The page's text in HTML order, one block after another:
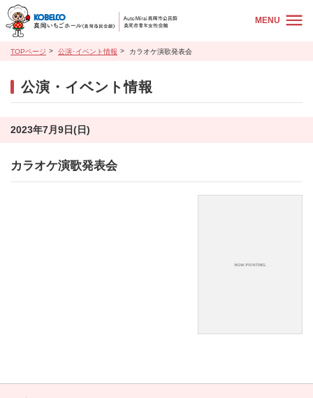
MENU
TOPページ 公演･イベント情報 カラオケ演歌発表会
公演・イベント情報
2023年7月9日(日)
カラオケ演歌発表会